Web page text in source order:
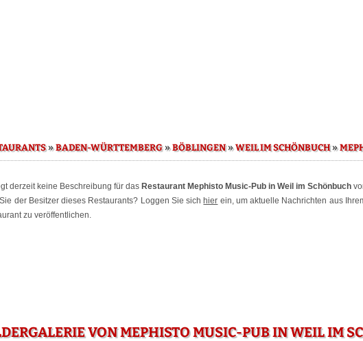
»BADEN-WÜRTTEMBERG»BÖBLINGEN»WEIL IM SCHÖNBUCH»
derzeit keine Beschreibung für das Restaurant Mephisto Music-Pub in Weil im Schönbuch
der Besitzer dieses Restaurants? Loggen Sie sich hier ein, um aktuelle Nachrichten aus
zu veröffentlichen.
VON MEPHISTO MUSIC-PUB IN WEIL IM